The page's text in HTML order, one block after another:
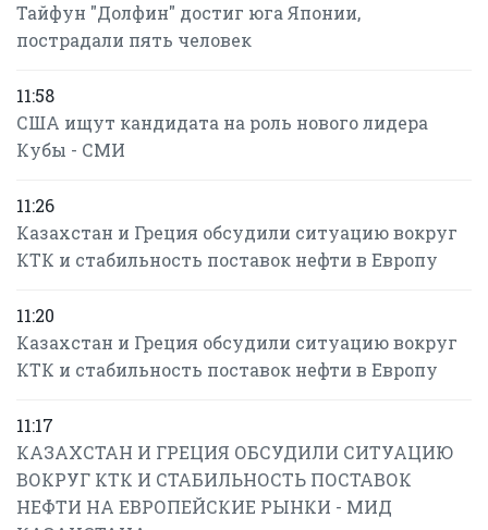
Тайфун "Долфин" достиг юга Японии,
пострадали пять человек
11:58
США ищут кандидата на роль нового лидера
Кубы - СМИ
11:26
Казахстан и Греция обсудили ситуацию вокруг
КТК и стабильность поставок нефти в Европу
11:20
Казахстан и Греция обсудили ситуацию вокруг
КТК и стабильность поставок нефти в Европу
11:17
КАЗАХСТАН И ГРЕЦИЯ ОБСУДИЛИ СИТУАЦИЮ
ВОКРУГ КТК И СТАБИЛЬНОСТЬ ПОСТАВОК
НЕФТИ НА ЕВРОПЕЙСКИЕ РЫНКИ - МИД